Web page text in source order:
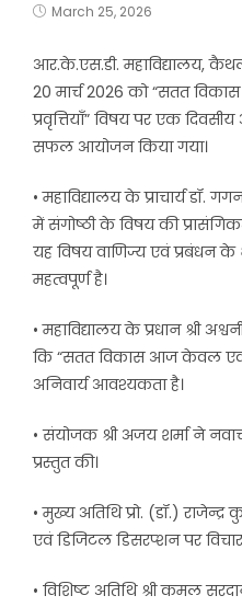
March 25, 2026
आर.के.एस.डी. महाविद्यालय,
20 मार्च 2026 को “सतत
प्रवृत्तियाँ” विषय पर एक दिवसीय
सफल आयोजन किया गया।
• महाविद्यालय के प्राचार्य डॉ.
में संगोष्ठी के विषय की
यह विषय वाणिज्य एवं प्रबंधन
महत्वपूर्ण है।
• महाविद्यालय के प्रधान श्री
कि “सतत विकास आज केवल
अनिवार्य आवश्यकता है।
• संयोजक श्री अजय शर्मा ने
प्रस्तुत की।
• मुख्य अतिथि प्रो. (डॉ.)
एवं डिजिटल डिसरप्शन पर
• विशिष्ट अतिथि श्री कमल